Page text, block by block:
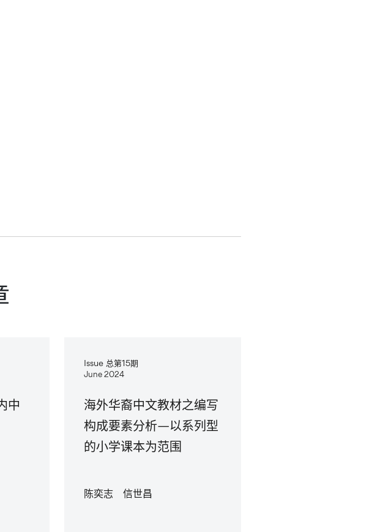
中
Issue 总第15期
June 2024
海外华裔中文教材之编写
构成要素分析—以系列型
的小学课本为范围
陈奕志 信世昌